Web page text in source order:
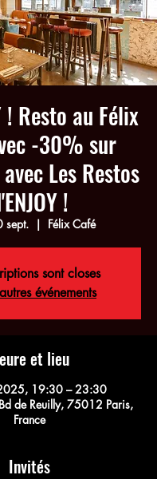
! Resto au Félix
-30% sur
Les Restos
!
sept.
  |
Félix Café
sont closes
événements
et lieu
19:30 – 23:30
de Reuilly, 75012 Paris,
France
Invités